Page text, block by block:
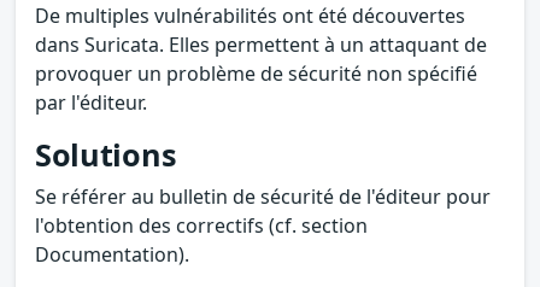
De multiples vulnérabilités ont été découvertes
dans Suricata. Elles permettent à un attaquant de
provoquer un problème de sécurité non spécifié
par l'éditeur.
Solutions
Se référer au bulletin de sécurité de l'éditeur pour
l'obtention des correctifs (cf. section
Documentation).